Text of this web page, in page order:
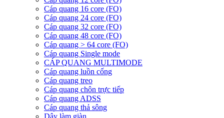
Cáp quang 16 core (FO)
Cáp quang 24 core (FO)
Cáp quang 32 core (FO)
Cáp quang 48 core (FO)
Cáp quang > 64 core (FO)
Cáp quang Single mode
CÁP QUANG MULTIMODE
Cáp quang luồn cống
Cáp quang treo
Cáp quang chôn trực tiếp
Cáp quang ADSS
Cáp quang thả sông
Dây làm giàn